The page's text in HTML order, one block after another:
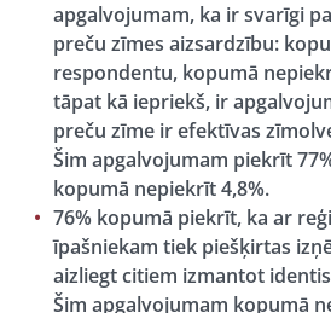
apgalvojumam, ka ir svarīgi
preču zīmes aizsardzību:
respondentu, kopumā
tāpat kā iepriekš, ir
preču zīme ir efektīvas
Šim apgalvojumam piekrīt
kopumā nepiekrīt 4,8%.
76% kopumā piekrīt, ka ar
īpašniekam tiek piešķirtas
aizliegt citiem izmantot
Šim apgalvojumam kopumā